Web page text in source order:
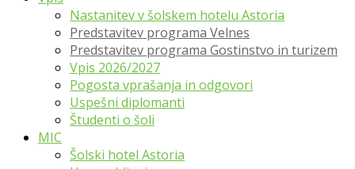
Nastanitev v šolskem hotelu Astoria
Predstavitev programa Velnes
Predstavitev programa Gostinstvo in turizem
Vpis 2026/2027
Pogosta vprašanja in odgovori
Uspešni diplomanti
Študenti o šoli
MIC
Šolski hotel Astoria